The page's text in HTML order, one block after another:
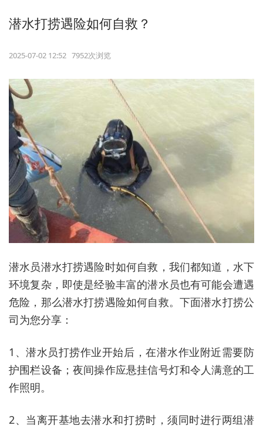
潜水打捞遇险如何自救？
2025-07-02 12:52 7952次浏览
潜水员潜水打捞遇险时如何自救，我们都知道，水下
环境复杂，即使是经验丰富的潜水员也有可能会遭遇
危险，那么潜水打捞遇险如何自救。下面潜水打捞公
司为您分享：
1、潜水员打捞作业开始后，在潜水作业附近需要防
护围栏设备；夜间操作应悬挂信号灯和令人满意的工
作照明。
2、当离开基地去潜水和打捞时，须同时进行两组潜